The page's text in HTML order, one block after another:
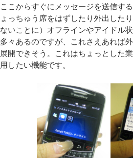
ここからすぐにメッセージを送信す
ょっちゅう席をはずしたり外出した
ないことに）オフラインやアイドル
多々あるのですが、これさえあれば
展開できそう。これはちょっとした
用したい機能です。